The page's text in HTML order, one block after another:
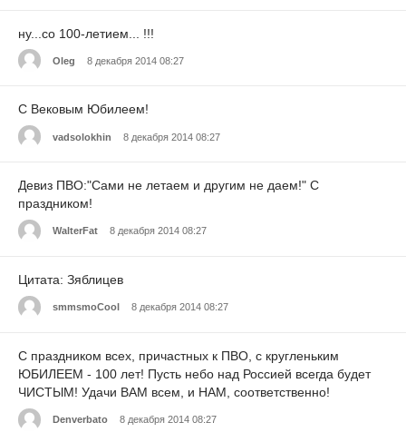
ну...со 100-летием... !!!
Oleg 8 декабря 2014 08:27
С Вековым Юбилеем!
vadsolokhin 8 декабря 2014 08:27
Девиз ПВО:"Сами не летаем и другим не даем!" C
праздником!
WalterFat 8 декабря 2014 08:27
Цитата: Зяблицев
smmsmoCool 8 декабря 2014 08:27
С праздником всех, причастных к ПВО, с кругленьким
ЮБИЛЕЕМ - 100 лет! Пусть небо над Россией всегда будет
ЧИСТЫМ! Удачи ВАМ всем, и НАМ, соответственно!
Denverbato 8 декабря 2014 08:27